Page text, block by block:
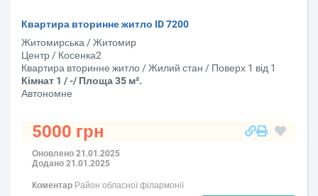
Квартира вторинне житло ID 7200
Житомирська / Житомир
Центр / Косенка2
Квартира вторинне житло / Жилий стан / Поверх 1 від 1
Кімнат 1 / -/ Площа 35 м².
Автономне
5000 грн
Оновлено 21.01.2025
Додано 21.01.2025
Коментар Район обласної філармонії